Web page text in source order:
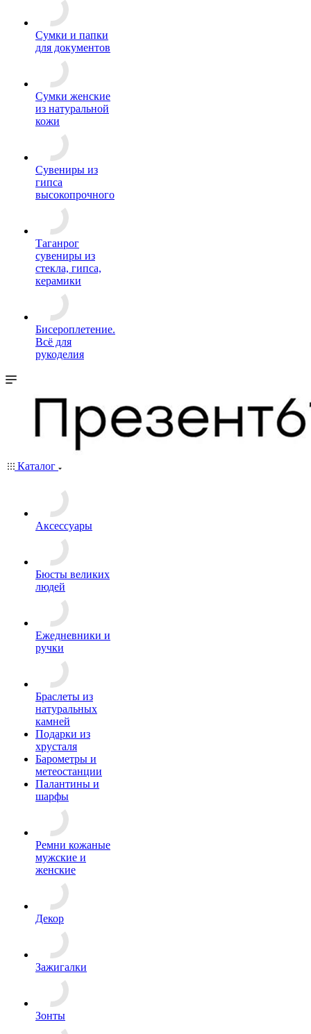
Сумки и папки
для документов
Сумки женские
из натуральной
кожи
Сувениры из
гипса
высокопрочного
Таганрог
сувениры из
стекла, гипса,
керамики
Бисероплетение.
Всё для
рукоделия
Каталог
Аксессуары
Бюсты великих
людей
Ежедневники и
ручки
Браслеты из
натуральных
камней
Подарки из
хрусталя
Барометры и
метеостанции
Палантины и
шарфы
Ремни кожаные
мужские и
женские
Декор
Зажигалки
Зонты